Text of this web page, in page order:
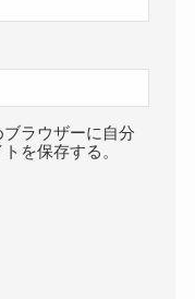
ラウザーに自分
を保存する。